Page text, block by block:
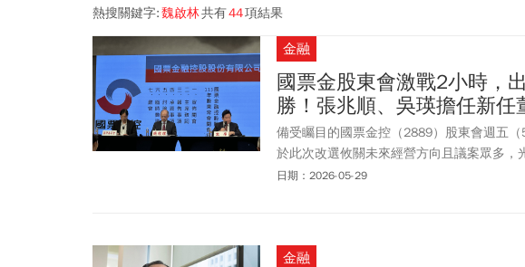
熱搜關鍵字:魏啟林共有44項結果
金融
國票金股東會激戰2小時，
勝！張兆順、吳瑛擔任新任
備受矚目的國票金控（2889）股東會週五
於此次改選攸關未來經營方向且議案眾多
東會歷時約2小時圓滿落幕；在下午的董事
日期：2026-05-29
金融